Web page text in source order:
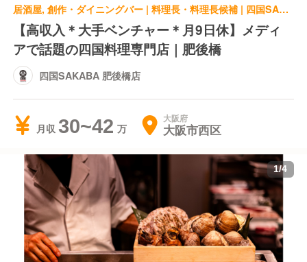
居酒屋, 創作・ダイニングバー | 料理長・料理長候補 | 四国SAKABA 肥後橋店
【高収入＊大手ベンチャー＊月9日休】メディ
アで話題の四国料理専門店｜肥後橋
四国SAKABA 肥後橋店
月収 30~42 大阪府
大阪市西区
1/4